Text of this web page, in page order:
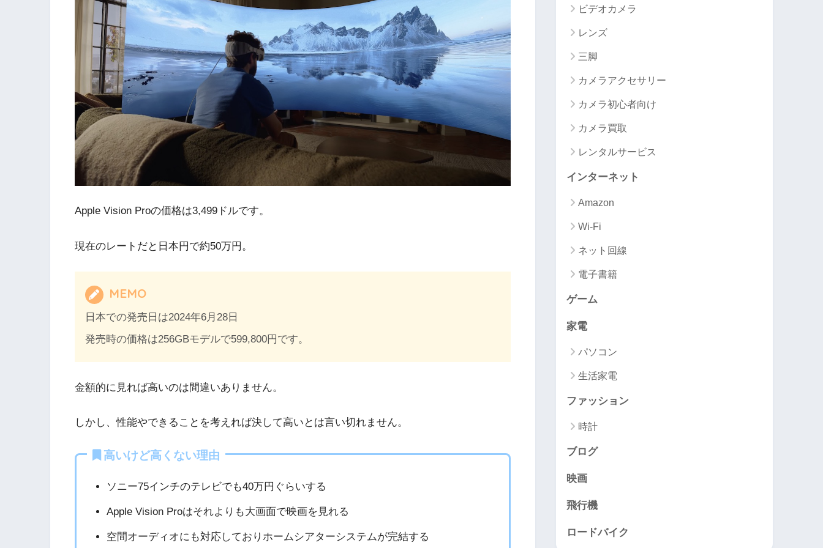
Apple Vision Proの価格は3,499ドルです。
現在のレートだと日本円で約50万円。
MEMO
日本での発売日は2024年6月28日
発売時の価格は256GBモデルで599,800円です。
金額的に見れば高いのは間違いありません。
しかし、性能やできることを考えれば決して高いとは言い切れません。
高いけど高くない理由
ソニー75インチのテレビでも40万円ぐらいする
Apple Vision Proはそれよりも大画面で映画を見れる
空間オーディオにも対応しておりホームシアターシステムが完結する
ビデオカメラ
レンズ
三脚
カメラアクセサリー
カメラ初心者向け
カメラ買取
レンタルサービス
インターネット
Amazon
Wi-Fi
ネット回線
電子書籍
ゲーム
家電
パソコン
生活家電
ファッション
時計
ブログ
映画
飛行機
ロードバイク